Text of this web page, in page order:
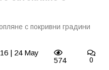
| 24 May
574 0